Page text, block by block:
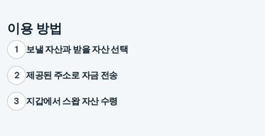
이용 방법
1 보낼 자산과 받을 자산 선택
2 제공된 주소로 자금 전송
3 지갑에서 스왑 자산 수령